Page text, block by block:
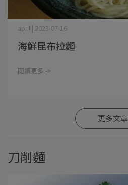
april | 2023-07-16
海鮮昆布拉麵
閱讀更多 ->
更多文章
刀削麵